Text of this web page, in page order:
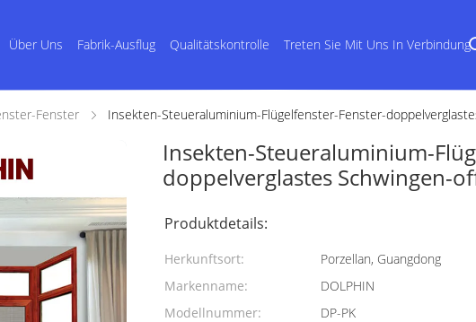
Über Uns Fabrik-Ausflug Qualitätskontrolle Treten Sie Mit Uns In Verbindung
Fenster Insekten-Steueraluminium-Flügelfenster-Fenster-
Insekten-Steueraluminium-
doppelverglastes Schwingen-
Produktdetails:
Herkunftsort:
Porzellan, Guangdong
Markenname:
DOLPHIN
Modellnummer:
DP-PK